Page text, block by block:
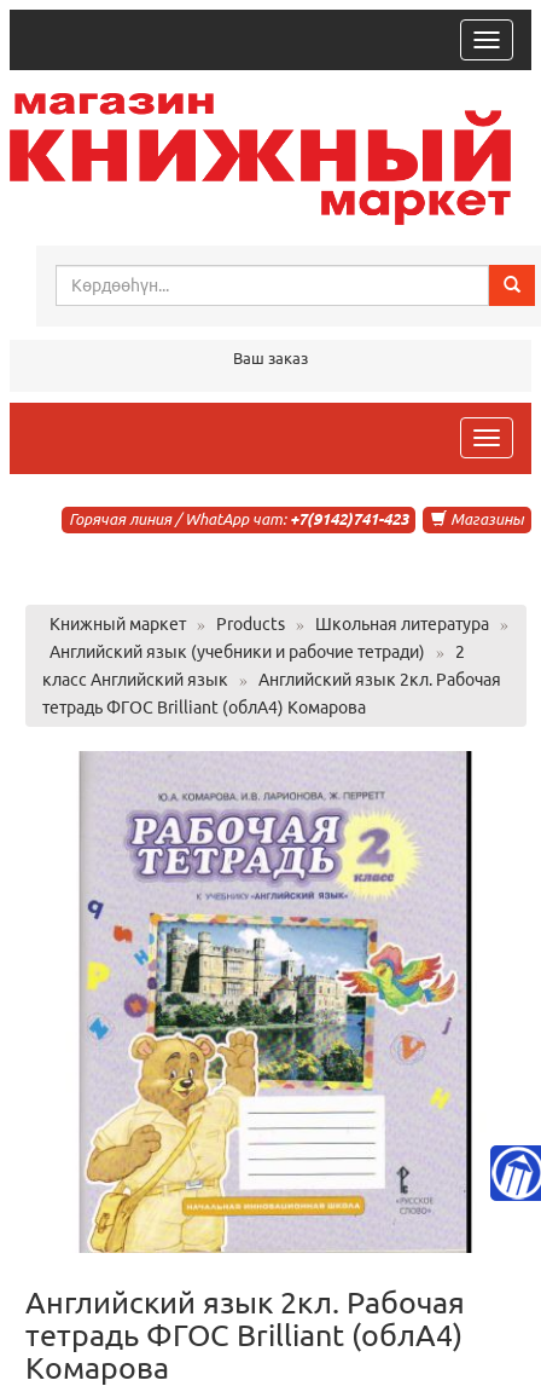
trk
Ваш заказ
trk
Магазины
Горячая линия / WhatApp чат: +7(9142)741-423
Книжный маркет » Products » Школьная литература
»
Английский язык (учебники и рабочие тетради)
»
2
класс Английский язык
»
Английский язык 2кл. Рабочая
тетрадь ФГОС Brilliant (облА4) Комарова
Английский язык 2кл. Рабочая
тетрадь ФГОС Brilliant (облА4)
Комарова